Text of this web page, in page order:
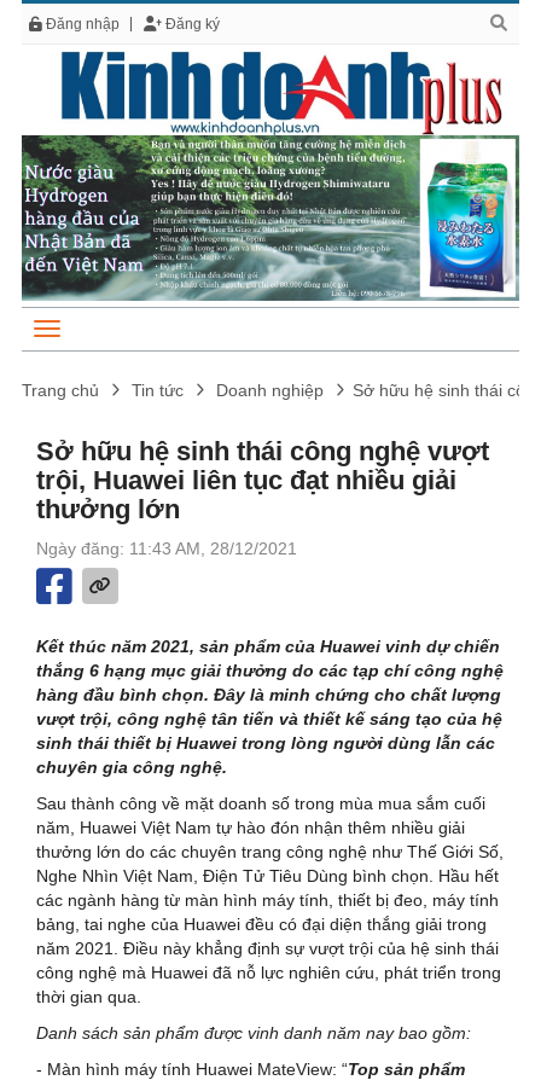
Đăng nhập Đăng ký
Trang chủ Tin tức Doanh nghiệp Sở hữu hệ sinh thái
Sở hữu hệ sinh thái công nghệ vượt
trội, Huawei liên tục đạt nhiều giải
thưởng lớn
Ngày đăng: 11:43 AM, 28/12/2021
Kết thúc năm 2021, sản phẩm của Huawei vinh dự chiến
thắng 6 hạng mục giải thưởng do các tạp chí công nghệ
hàng đầu bình chọn. Đây là minh chứng cho chất lượng
vượt trội, công nghệ tân tiến và thiết kế sáng tạo của hệ
sinh thái thiết bị Huawei trong lòng người dùng lẫn các
chuyên gia công nghệ.
Sau thành công về mặt doanh số trong mùa mua sắm cuối
năm, Huawei Việt Nam tự hào đón nhận thêm nhiều giải
thưởng lớn do các chuyên trang công nghệ như Thế Giới Số,
Nghe Nhìn Việt Nam, Điện Tử Tiêu Dùng bình chọn. Hầu hết
các ngành hàng từ màn hình máy tính, thiết bị đeo, máy tính
bảng, tai nghe của Huawei đều có đại diện thắng giải trong
năm 2021. Điều này khẳng định sự vượt trội của hệ sinh thái
công nghệ mà Huawei đã nỗ lực nghiên cứu, phát triển trong
thời gian qua.
Danh sách sản phẩm được vinh danh năm nay bao gồm:
- Màn hình máy tính Huawei MateView: “Top sản phẩm